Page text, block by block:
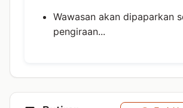
Wawasan akan dipaparkan
pengiraan...